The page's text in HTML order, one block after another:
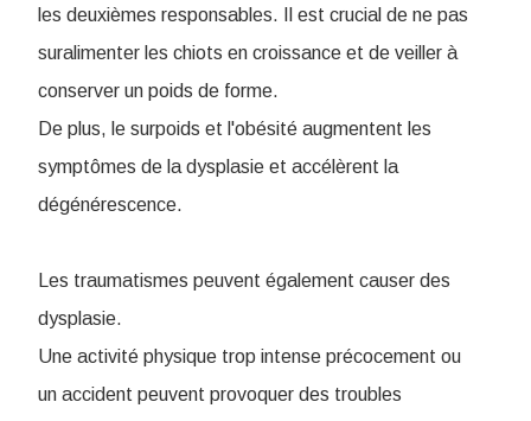
les deuxièmes responsables. Il est crucial de ne pas
suralimenter les chiots en croissance et de veiller à
conserver un poids de forme.
De plus, le surpoids et l'obésité augmentent les
symptômes de la dysplasie et accélèrent la
dégénérescence.
Les traumatismes peuvent également causer des
dysplasie.
Une activité physique trop intense précocement ou
un accident peuvent provoquer des troubles